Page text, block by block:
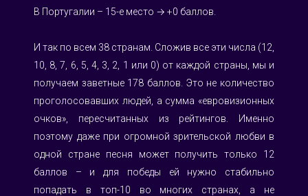
В Португалии – 15-е место → +0 баллов.
И так по всем 38 странам. Сложив все эти числа (12,
10, 8, 7, 6, 5, 4, 3, 2, 1 или 0) от каждой страны, мы и
получаем заветные 178 баллов. Это не количество
проголосовавших людей, а сумма «евровизионных
очков», пересчитанных из рейтингов. Именно
поэтому даже при огромной зрительской любви в
одной стране песня может получить только 12
баллов – и для победы ей нужно стабильно
попадать в топ-10 во многих странах, а не